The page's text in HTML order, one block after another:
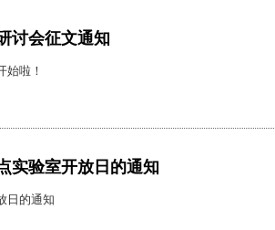
讨会征文通知
始啦！
实验室开放日的通知
日的通知